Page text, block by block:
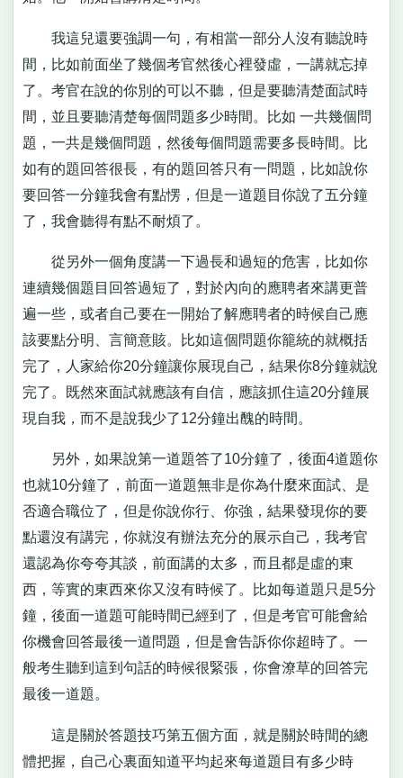
我這兒還要強調一句，有相當一部分人沒有聽說時
間，比如前面坐了幾個考官然後心裡發虛，一講就忘掉
了。考官在說的你別的可以不聽，但是要聽清楚面試時
間，並且要聽清楚每個問題多少時間。比如 一共幾個問
題，一共是幾個問題，然後每個問題需要多長時間。比
如有的題回答很長，有的題回答只有一問題，比如說你
要回答一分鐘我會有點愣，但是一道題目你說了五分鐘
了，我會聽得有點不耐煩了。
從另外一個角度講一下過長和過短的危害，比如你
連續幾個題目回答過短了，對於內向的應聘者來講更普
遍一些，或者自己要在一開始了解應聘者的時候自己應
該要點分明、言簡意賅。比如這個問題你籠統的就概括
完了，人家給你20分鐘讓你展現自己，結果你8分鐘就說
完了。既然來面試就應該有自信，應該抓住這20分鐘展
現自我，而不是說我少了12分鐘出醜的時間。
另外，如果說第一道題答了10分鐘了，後面4道題你
也就10分鐘了，前面一道題無非是你為什麼來面試、是
否適合職位了，但是你說你行、你強，結果發現你的要
點還沒有講完，你就沒有辦法充分的展示自己，我考官
還認為你夸夸其談，前面講的太多，而且都是虛的東
西，等實的東西來你又沒有時候了。比如每道題只是5分
鐘，後面一道題可能時間已經到了，但是考官可能會給
你機會回答最後一道問題，但是會告訴你你超時了。一
般考生聽到這到句話的時候很緊張，你會潦草的回答完
最後一道題。
這是關於答題技巧第五個方面，就是關於時間的總
體把握，自己心裏面知道平均起來每道題目有多少時